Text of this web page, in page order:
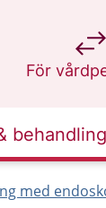
För
på
behandling
med